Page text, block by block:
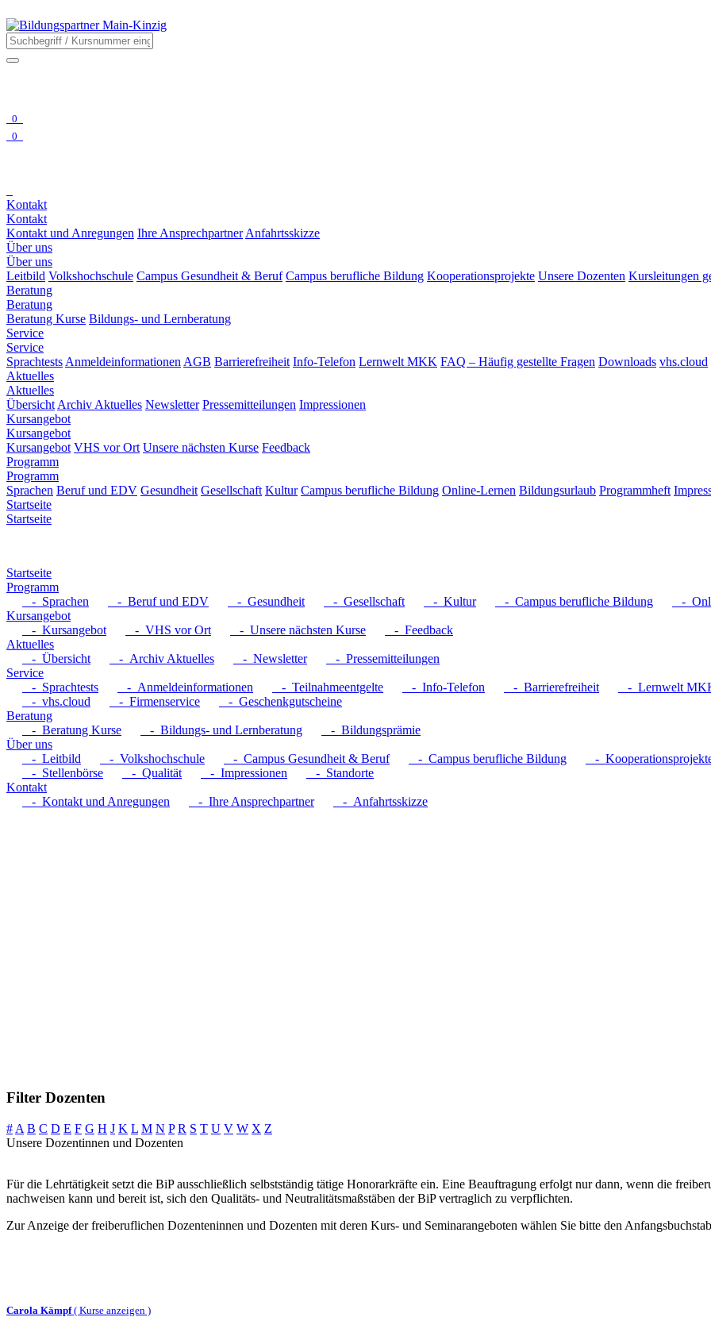
0
0
Kontakt
Kontakt
Kontakt und Anregungen Ihre Ansprechpartner Anfahrtsskizze
Über uns
Über uns
Leitbild Volkshochschule Campus Gesundheit & Beruf Campus berufliche Bildung Kooperationsprojekte Unsere Dozenten Kursleitungen
Beratung
Beratung
Beratung Kurse Bildungs- und Lernberatung
Service
Service
Sprachtests Anmeldeinformationen AGB Barrierefreiheit Info-Telefon Lernwelt MKK FAQ – Häufig gestellte Fragen Downloads vhs.cloud
Aktuelles
Aktuelles
Übersicht Archiv Aktuelles Newsletter Pressemitteilungen Impressionen
Kursangebot
Kursangebot
Kursangebot VHS vor Ort Unsere nächsten Kurse Feedback
Programm
Programm
Sprachen Beruf und EDV Gesundheit Gesellschaft Kultur Campus berufliche Bildung Online-Lernen Bildungsurlaub Programmheft
Startseite
Startseite
Startseite
Programm
- Sprachen
- Beruf und EDV - Gesundheit - Gesellschaft - Kultur - Campus berufliche Bildung -
Kursangebot
- Kursangebot
- VHS vor Ort - Unsere nächsten Kurse
- Feedback
Aktuelles
- Übersicht
- Archiv Aktuelles - Newsletter
- Pressemitteilungen
Service
- Sprachtests
- Anmeldeinformationen - Teilnahmeentgelte - Info-Telefon - Barrierefreiheit - Lernwelt
- vhs.cloud
- Firmenservice
- Geschenkgutscheine
Beratung
- Beratung Kurse
- Bildungs- und Lernberatung
- Bildungsprämie
Über uns
- Leitbild
- Volkshochschule - Campus Gesundheit & Beruf - Campus berufliche Bildung -
- Stellenbörse
- Qualität - Impressionen
- Standorte
Kontakt
- Kontakt und Anregungen
- Ihre Ansprechpartner - Anfahrtsskizze
Filter Dozenten
# A B C D E F G H J K L M N P R S T U V W X Z
Unsere Dozentinnen und Dozenten
Für die Lehrtätigkeit setzt die BiP ausschließlich selbstständig tätige Honorarkräfte ein. Eine Beauftragung erfolgt nur dann, wenn die
nachweisen kann und bereit ist, sich den Qualitäts- und Neutralitätsmaßstäben der BiP vertraglich zu verpflichten.
Zur Anzeige der freiberuflichen Dozenteninnen und Dozenten mit deren Kurs- und Seminarangeboten wählen Sie bitte den
Carola Kämpf( Kurse anzeigen )